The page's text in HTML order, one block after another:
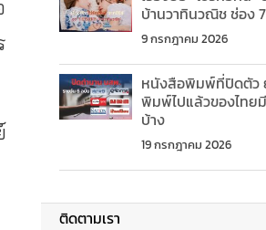
บ้านวาทินวณิช ช่อง
9 กรกฎาคม 2026
หนังสือพิมพ์ที่ปิดตัว
พิมพ์ไปแล้วของไทย
บ้าง
19 กรกฎาคม 2026
ติดตามเรา